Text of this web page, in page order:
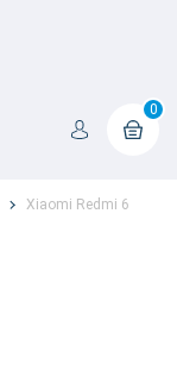
0
Xiaomi Redmi 6